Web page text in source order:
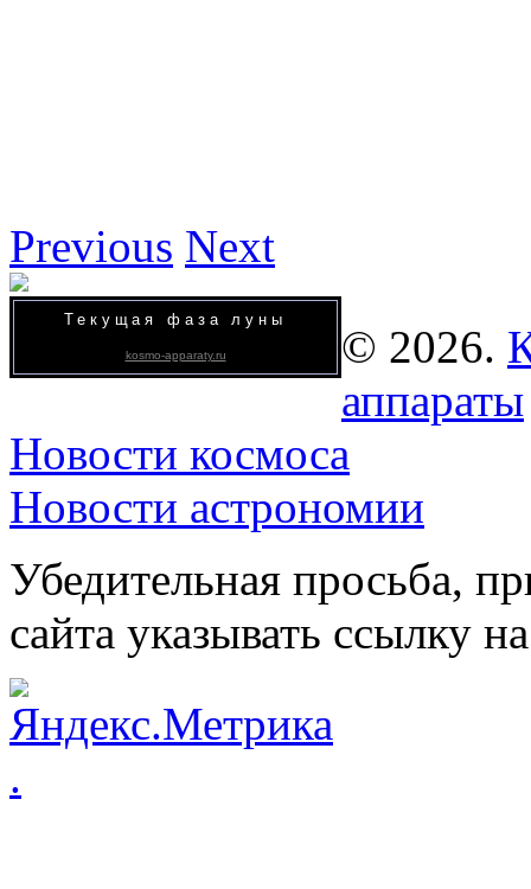
Previous Next
Текущая фаза луны
kosmo-apparaty.ru © 2026.
аппараты
Новости космоса
Новости астрономии
Убедительная просьба,
сайта указывать ссылку
.